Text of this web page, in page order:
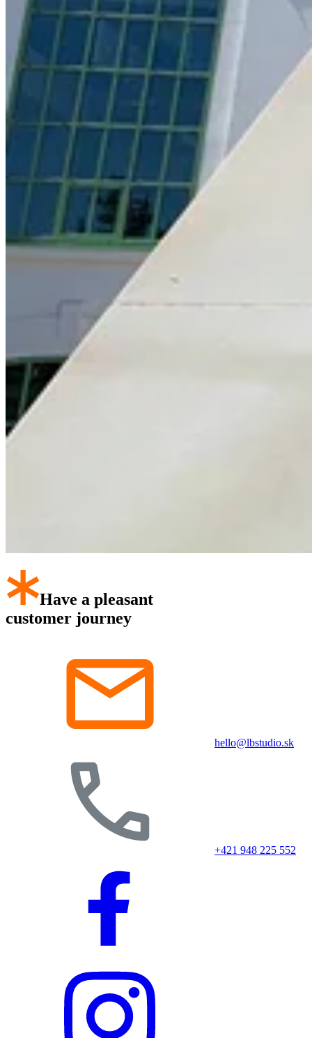
Have a pleasant
customer journey
hello@lbstudio.sk
+421 948 225 552